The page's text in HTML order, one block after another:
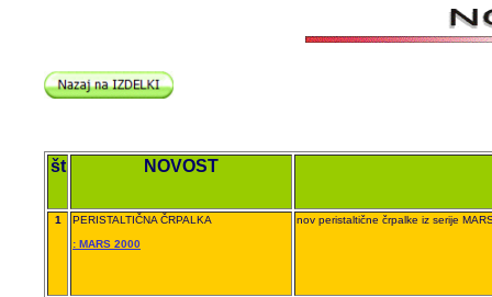
št NOVOST
1
PERISTALTIČNA ČRPALKA
: MARS 2000
nov peristaltične črpalke iz serije